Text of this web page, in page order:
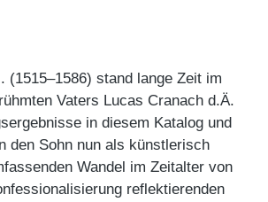
(1515–1586) stand lange Zeit im
Vaters Lucas Cranach d.Ä.
in diesem Katalog und
den Sohn nun als künstlerisch
Wandel im Zeitalter von
reflektierenden